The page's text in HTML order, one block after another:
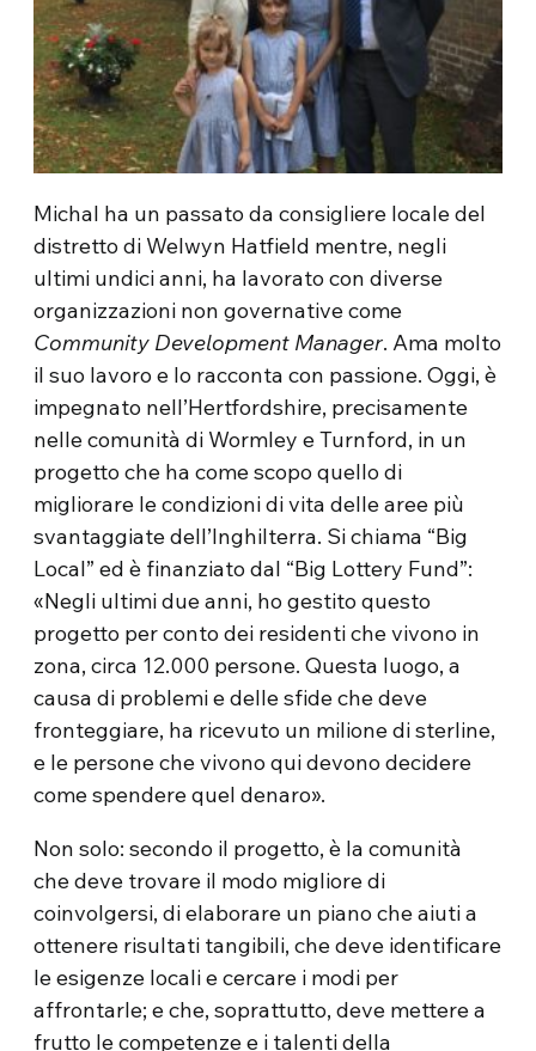
Michal ha un passato da consigliere locale del
distretto di Welwyn Hatfield mentre, negli
ultimi undici anni, ha lavorato con diverse
organizzazioni non governative come
Community Development Manager. Ama molto
il suo lavoro e lo racconta con passione. Oggi, è
impegnato nell’Hertfordshire, precisamente
nelle comunità di Wormley e Turnford, in un
progetto che ha come scopo quello di
migliorare le condizioni di vita delle aree più
svantaggiate dell’Inghilterra. Si chiama “Big
Local” ed è finanziato dal “Big Lottery Fund”:
«Negli ultimi due anni, ho gestito questo
progetto per conto dei residenti che vivono in
zona, circa 12.000 persone. Questa luogo, a
causa di problemi e delle sfide che deve
fronteggiare, ha ricevuto un milione di sterline,
e le persone che vivono qui devono decidere
come spendere quel denaro».
Non solo: secondo il progetto, è la comunità
che deve trovare il modo migliore di
coinvolgersi, di elaborare un piano che aiuti a
ottenere risultati tangibili, che deve identificare
le esigenze locali e cercare i modi per
affrontarle; e che, soprattutto, deve mettere a
frutto le competenze e i talenti della